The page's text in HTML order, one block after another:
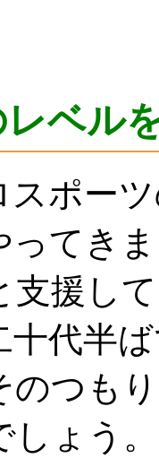
レベル
スポー
ってき
支援し
十代半
のつも
ょう。